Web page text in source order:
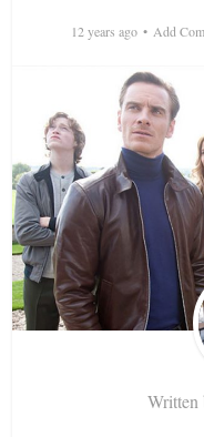
12 years ago Add
Written